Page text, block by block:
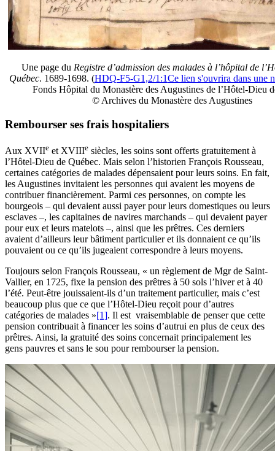
Une page du Registre d’admission des malades à l’hôpital de
Québec. 1689-1698. (HDQ-F5-G1,2/1:1Ce lien s'ouvrira dans une
Fonds Hôpital du Monastère des Augustines de l’Hôtel-Dieu
© Archives du Monastère des Augustines
Rembourser ses frais hospitaliers
Aux XVIIe et XVIIIe siècles, les soins sont offerts gratuitement à
l’Hôtel-Dieu de Québec. Mais selon l’historien François Rousseau,
certaines catégories de malades dépensaient pour leurs soins. En fait,
les Augustines invitaient les personnes qui avaient les moyens de
contribuer financièrement. Parmi ces personnes, on compte les
bourgeois – qui devaient aussi payer pour leurs domestiques ou leurs
esclaves –, les capitaines de navires marchands – qui devaient payer
pour eux et leurs matelots –, ainsi que les prêtres. Ces derniers
avaient d’ailleurs leur bâtiment particulier et ils donnaient ce qu’ils
pouvaient ou ce qu’ils jugeaient correspondre à leurs moyens.
Toujours selon François Rousseau, « un règlement de Mgr de Saint-
Vallier, en 1725, fixe la pension des prêtres à 50 sols l’hiver et à 40
l’été. Peut-être jouissaient-ils d’un traitement particulier, mais c’est
beaucoup plus que ce que l’Hôtel-Dieu reçoit pour d’autres
catégories de malades »[1]. Il est vraisemblable de penser que cette
pension contribuait à financer les soins d’autrui en plus de ceux des
prêtres. Ainsi, la gratuité des soins concernait principalement les
gens pauvres et sans le sou pour rembourser la pension.